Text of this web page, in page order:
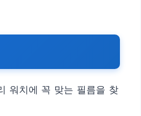
워치에 꼭 맞는 필름을 찾